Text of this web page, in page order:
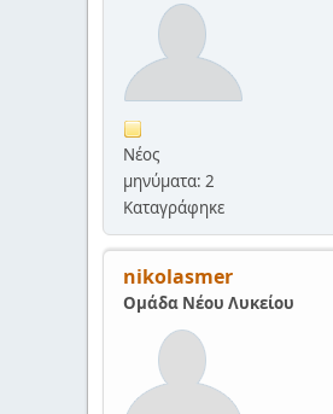
Νέος
μηνύματα: 2
Καταγράφηκε
nikolasmer
Ομάδα Νέου Λυκείου